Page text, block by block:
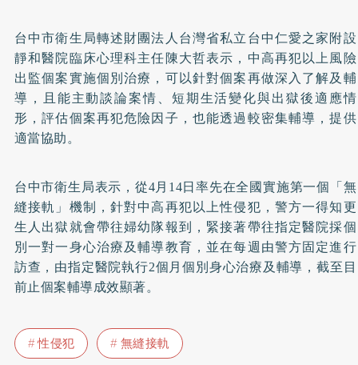
台中市衛生局轉述財團法人台灣省私立台中仁愛之家附設
靜和醫院臨床心理科主任陳大哲表示，中高再犯以上風險
出監個案實施個別治療，可以針對個案再做深入了解及輔
導，且能主動談論案情、短期生活變化與出獄後適應情
形，評估個案再犯危險因子，也能透過較密集輔導，提供
適當協助。
台中市衛生局表示，從4月 14日率先在全國實施第一個「無
縫接軌」機制，針對中高再犯以上性侵犯 ，警方一得知更
生人出獄就會帶往婦幼隊報到 ， 緊接著帶往指定醫院採個
別一對一身心治療及輔導教育 ，並在每週由警方固定進行
訪查，由指定醫院執行2個月個別身心治療及輔導 ，截至目
前止個案輔導成效顯著。
性侵犯 無縫接軌